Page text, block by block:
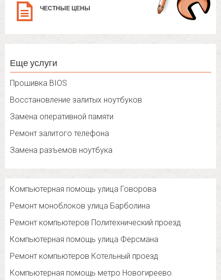
ЧЕСТНЫЕ ЦЕНЫ
Еще услуги
Прошивка BIOS
Восстановление залитых ноутбуков
Замена оперативной памяти
Ремонт залитого телефона
Замена разъемов ноутбука
Компьютерная помощь улица Говорова
Ремонт моноблоков улица Барболина
Ремонт компьютеров Политехнический проезд
Компьютерная помощь улица Ферсмана
Ремонт компьютеров Котельный проезд
Компьютерная помощь метро Новогиреево